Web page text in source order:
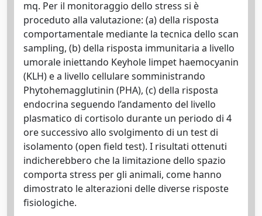
mq. Per il monitoraggio dello stress si è
proceduto alla valutazione: (a) della risposta
comportamentale mediante la tecnica dello scan
sampling, (b) della risposta immunitaria a livello
umorale iniettando Keyhole limpet haemocyanin
(KLH) e a livello cellulare somministrando
Phytohemagglutinin (PHA), (c) della risposta
endocrina seguendo l’andamento del livello
plasmatico di cortisolo durante un periodo di 4
ore successivo allo svolgimento di un test di
isolamento (open field test). I risultati ottenuti
indicherebbero che la limitazione dello spazio
comporta stress per gli animali, come hanno
dimostrato le alterazioni delle diverse risposte
fisiologiche.